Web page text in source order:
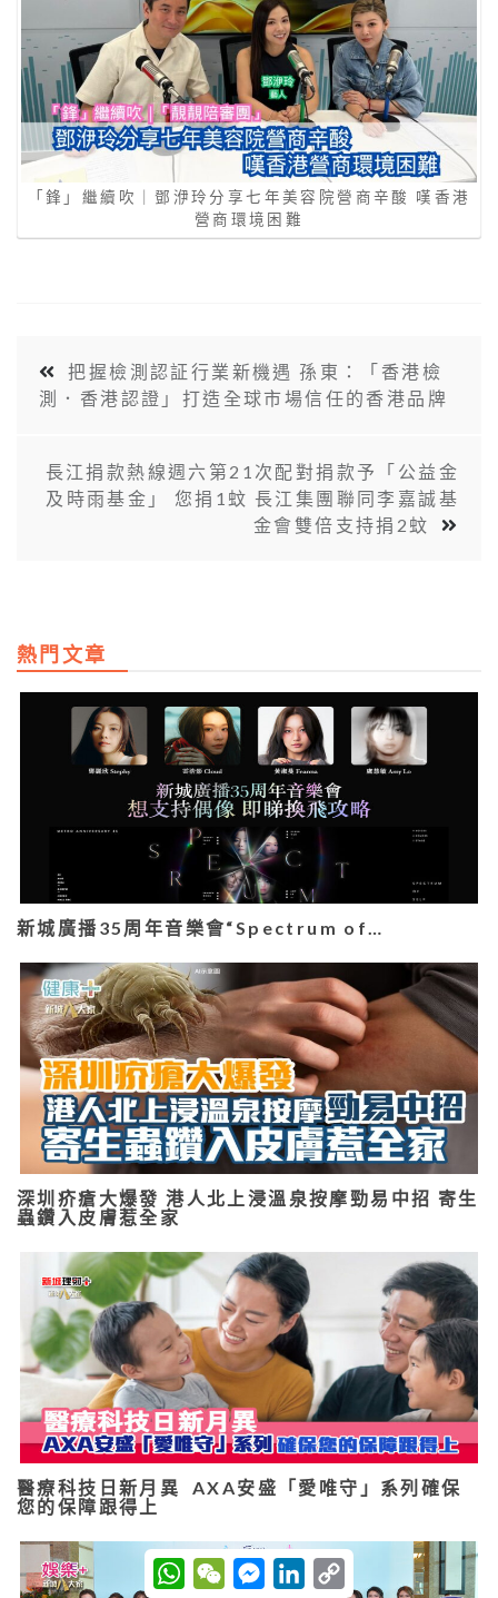
「鋒」繼續吹｜鄧洢玲分享七年美容院營商辛酸 嘆香港
營商環境困難
把握檢測認証行業新機遇 孫東：「香港檢
測．香港認證」打造全球市場信任的香港品牌
長江捐款熱線週六第21次配對捐款予「公益金
及時雨基金」 您捐1蚊 長江集團聯同李嘉誠基
金會雙倍支持捐2蚊
熱門文章
新城廣播35周年音樂會“Spectrum of…
深圳疥瘡大爆發 港人北上浸溫泉按摩勁易中招 寄生
蟲鑽入皮膚惹全家
醫療科技日新月異 AXA安盛「愛唯守」系列確保
您的保障跟得上
W
h
W
e
M
e
L
o